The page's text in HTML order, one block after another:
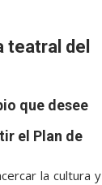
teatral del
que desee
el Plan de
la cultura y